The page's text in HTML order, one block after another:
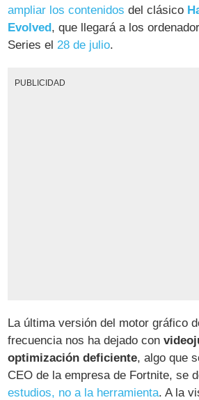
ampliar los contenidos del clásico
Evolved, que llegará a los
Series el28 de julio.
PUBLICIDAD
La última versión del motor gráfico
frecuencia nos ha dejado con
optimización deficiente, algo que
CEO de la empresa de Fortnite, se
estudios, no a la herramienta. A la